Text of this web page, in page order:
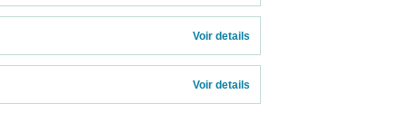
Voir details
Voir details